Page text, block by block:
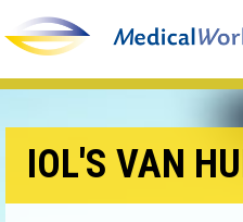
IOL'S VAN